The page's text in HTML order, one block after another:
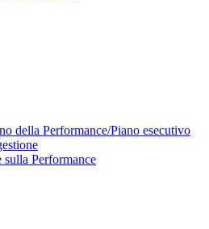
della Performance/Piano esecutivo
sulla Performance